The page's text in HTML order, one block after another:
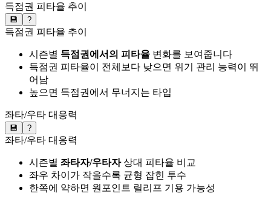
득점권 피타율 추이
💾 ?
득점권 피타율 추이
시즌별 득점권에서의 피타율 변화를 보여줍니다
득점권 피타율이 전체보다 낮으면 위기 관리 능력이 뛰
어남
높으면 득점권에서 무너지는 타입
좌타/우타 대응력
💾 ?
좌타/우타 대응력
시즌별 좌타자/우타자상대 피타율 비교
좌우 차이가 작을수록 균형 잡힌 투수
한쪽에 약하면 원포인트 릴리프 기용 가능성